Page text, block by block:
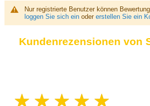
Nur registrierte Benutzer können
loggen Sie sich einoder erstellen Sie ein
Kundenrezensionen von